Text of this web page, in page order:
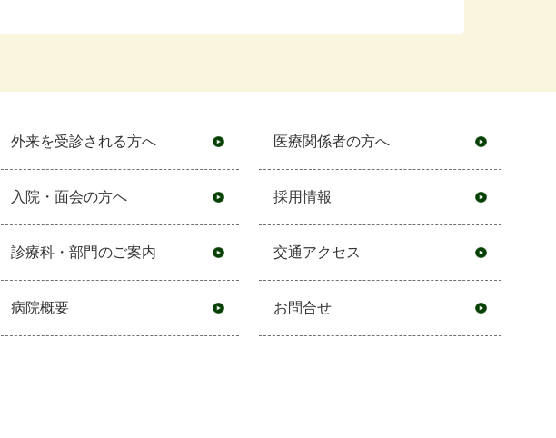
外来を受診される方へ
入院・面会の方へ
診療科・部門のご案内
病院概要
医療関係者の方へ
採用情報
交通アクセス
お問合せ